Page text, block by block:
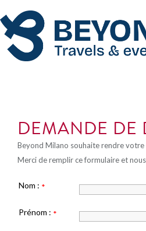
DEMANDE DE
Beyond Milano souhaite rendre votre
Merci de remplir ce formulaire et
Nom : *
Prénom : *